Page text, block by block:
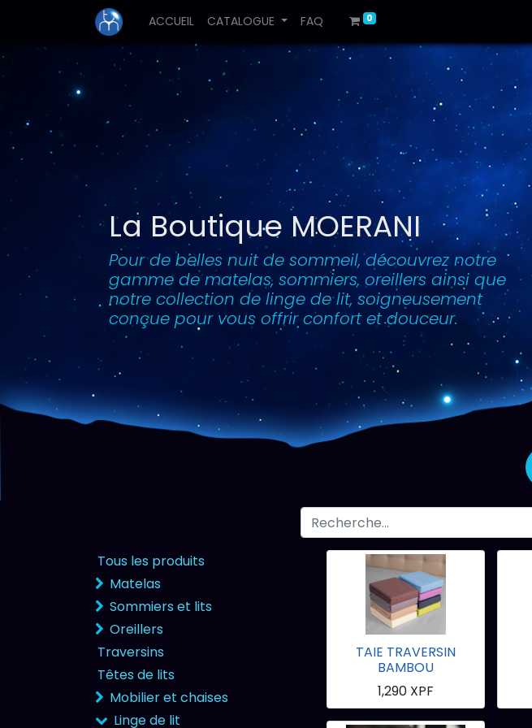
ACCUEIL CATALOGUE FAQ 0
La Boutique MOERANI
Pour de belles nuit de sommeil, découvrez notre
gamme de matelas, sommiers, oreillers ainsi que
notre collection de linge de lit, soigneusement
conçue pour vous offrir confort et douceur.
Tous les produits
Matelas
Sommiers et lits
Oreillers
Traversins
Têtes de lits
Mobilier et chaises
Linge de lit
TAIE TRAVERSIN
BAMBOU
1,290 XPF